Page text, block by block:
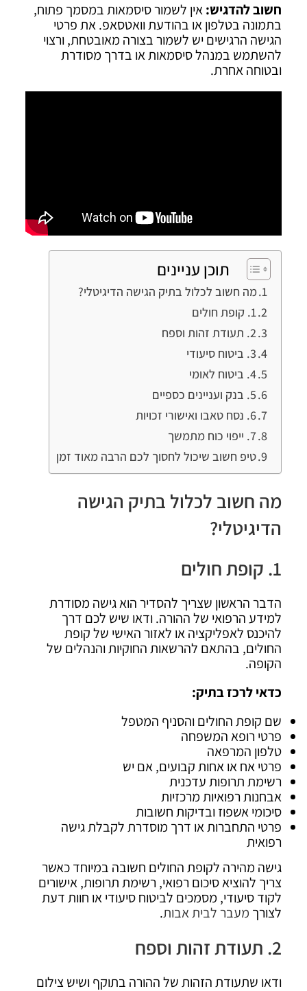
חשוב להדגיש:אין לשמור סיסמאות במסמך פתוח,
בתמונה בטלפון או בהודעת וואטסאפ. את פרטי
הגישה הרגישים יש לשמור בצורה מאובטחת, ורצוי
להשתמש במנהל סיסמאות או בדרך מסודרת
ובטוחה אחרת.
תוכן עניינים
מה חשוב לכלול בתיק הגישה הדיגיטלי?
1. קופת חולים
2. תעודת זהות וספח
3. ביטוח סיעודי
4. ביטוח לאומי
5. בנק ועניינים כספיים
6. נסח טאבו ואישורי זכויות
7. ייפוי כוח מתמשך
טיפ חשוב שיכול לחסוך לכם הרבה מאוד זמן
מה חשוב לכלול בתיק הגישה
הדיגיטלי?
1. קופת חולים
הדבר הראשון שצריך להסדיר הוא גישה מסודרת
למידע הרפואי של ההורה. ודאו שיש לכם דרך
להיכנס לאפליקציה או לאזור האישי של קופת
החולים, בהתאם להרשאות החוקיות והנהלים של
הקופה.
כדאי לרכז בתיק:
שם קופת החולים והסניף המטפל
פרטי רופא המשפחה
טלפון המרפאה
פרטי אח או אחות קבועים, אם יש
רשימת תרופות עדכנית
אבחנות רפואיות מרכזיות
סיכומי אשפוז ובדיקות חשובות
פרטי התחברות או דרך מוסדרת לקבלת גישה
רפואית
גישה מהירה לקופת החולים חשובה במיוחד כאשר
צריך להוציא סיכום רפואי, רשימת תרופות, אישורים
לקוד סיעודי, מסמכים לביטוח סיעודי או חוות דעת
לצורך מעבר לבית אבות.
2. תעודת זהות וספח
ודאו שתעודת הזהות של ההורה בתוקף ושיש צילום